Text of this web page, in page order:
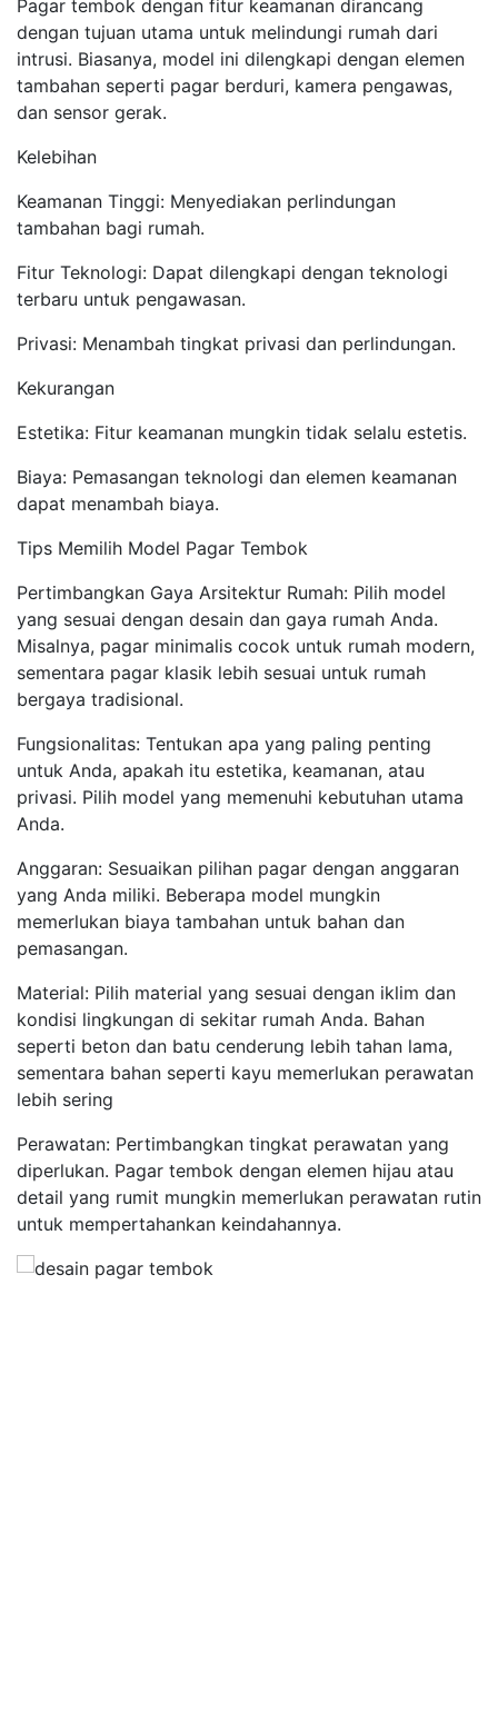
Pagar tembok dengan fitur keamanan dirancang
dengan tujuan utama untuk melindungi rumah dari
intrusi. Biasanya, model ini dilengkapi dengan elemen
tambahan seperti pagar berduri, kamera pengawas,
dan sensor gerak.
Kelebihan
Keamanan Tinggi: Menyediakan perlindungan
tambahan bagi rumah.
Fitur Teknologi: Dapat dilengkapi dengan teknologi
terbaru untuk pengawasan.
Privasi: Menambah tingkat privasi dan perlindungan.
Kekurangan
Estetika: Fitur keamanan mungkin tidak selalu estetis.
Biaya: Pemasangan teknologi dan elemen keamanan
dapat menambah biaya.
Tips Memilih Model Pagar Tembok
Pertimbangkan Gaya Arsitektur Rumah: Pilih model
yang sesuai dengan desain dan gaya rumah Anda.
Misalnya, pagar minimalis cocok untuk rumah modern,
sementara pagar klasik lebih sesuai untuk rumah
bergaya tradisional.
Fungsionalitas: Tentukan apa yang paling penting
untuk Anda, apakah itu estetika, keamanan, atau
privasi. Pilih model yang memenuhi kebutuhan utama
Anda.
Anggaran: Sesuaikan pilihan pagar dengan anggaran
yang Anda miliki. Beberapa model mungkin
memerlukan biaya tambahan untuk bahan dan
pemasangan.
Material: Pilih material yang sesuai dengan iklim dan
kondisi lingkungan di sekitar rumah Anda. Bahan
seperti beton dan batu cenderung lebih tahan lama,
sementara bahan seperti kayu memerlukan perawatan
lebih sering
Perawatan: Pertimbangkan tingkat perawatan yang
diperlukan. Pagar tembok dengan elemen hijau atau
detail yang rumit mungkin memerlukan perawatan rutin
untuk mempertahankan keindahannya.